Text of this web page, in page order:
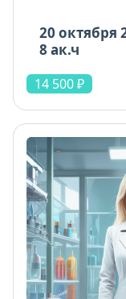
(средства
помещения).
подготовке и
анализу
экспертных
после
для
аккредитацию
не просто
успешного
задержек и
20 октября
8 ак.ч
14 500 ₽